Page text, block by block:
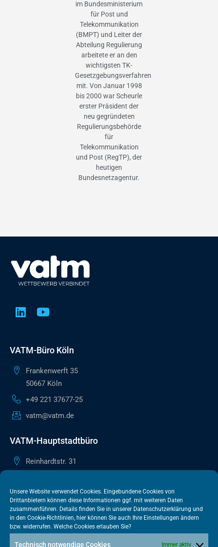
Unsere Website verwendet Cookies. Eingebundene Cookies von
Drittanbietern können diese Informationen ggf. mit weiteren Daten
zusammenführen. Details finden Sie in unserer Datenschutzerklärung und
in den Cookie-Richtlinien, hier können Sie auch Ihre Einstellungen ändern
bzw. widerrufen. Welche Cookies erlauben Sie?
Technisch notwendige Cookies Immer aktiv
im Bundesministerium
für Post und
Telekommunikation
(BMPT) und Leiter der
Abteilung Regulierung
arbeitete er an den
wichtigsten TK-
Gesetzgebungsverfahren
mit. Von Januar 1998
bis 2000 war Scheurle
erster Präsident der
neu gegründeten
Regulierungsbehörde
für
Telekommunikation
und Post (RegTP), der
heutigen
Bundesnetzagentur.
VATM-Büro Köln
Frankenwerft 35
50667 Köln
+49 221 37677-25
vatm@vatm.de
VATM-Hauptstadtbüro
Reinhardtstr. 31
+49 30 505615-38
berlin@vatm.de
VATM-Büro Brüssel